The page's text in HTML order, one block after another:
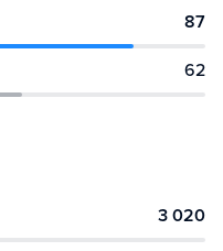
87
62
3 020